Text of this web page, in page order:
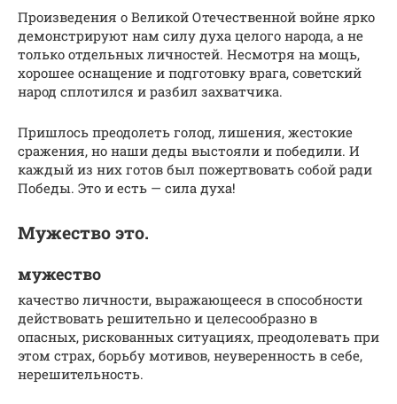
Произведения о Великой Отечественной войне ярко
демонстрируют нам силу духа целого народа, а не
только отдельных личностей. Несмотря на мощь,
хорошее оснащение и подготовку врага, советский
народ сплотился и разбил захватчика.
Пришлось преодолеть голод, лишения, жестокие
сражения, но наши деды выстояли и победили. И
каждый из них готов был пожертвовать собой ради
Победы. Это и есть — сила духа!
Мужество это.
мужество
качество личности, выражающееся в способности
действовать решительно и целесообразно в
опасных, рискованных ситуациях, преодолевать при
этом страх, борьбу мотивов, неуверенность в себе,
нерешительность.